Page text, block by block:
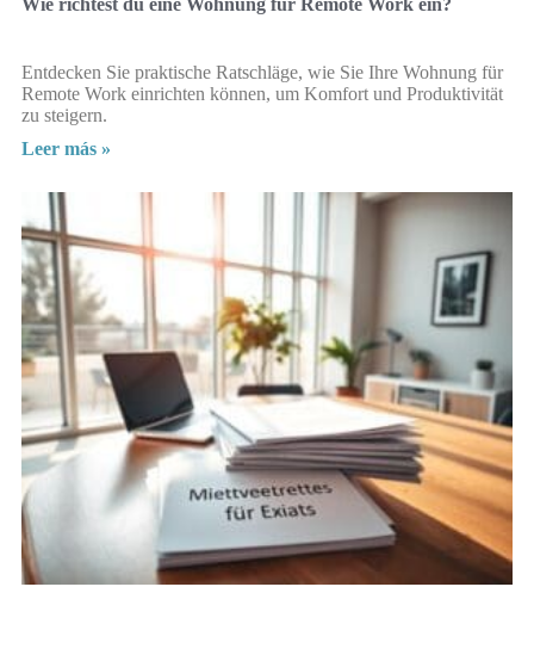
Entdecken Sie praktische Ratschläge, wie Sie Ihre Wohnung für
Remote Work einrichten können, um Komfort und Produktivität
zu steigern.
Leer más »